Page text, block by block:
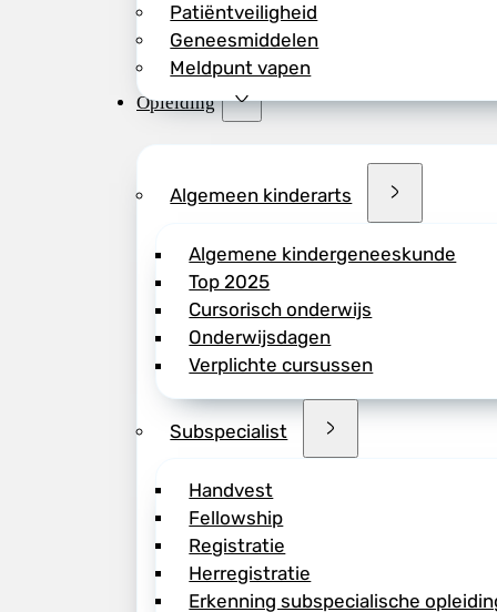
Patiëntveiligheid
Geneesmiddelen
Meldpunt vapen
Opleiding
Algemeen kinderarts
Algemene kindergeneeskunde
Top 2025
Cursorisch onderwijs
Onderwijsdagen
Verplichte cursussen
Subspecialist
Handvest
Fellowship
Registratie
Herregistratie
Erkenning subspecialische